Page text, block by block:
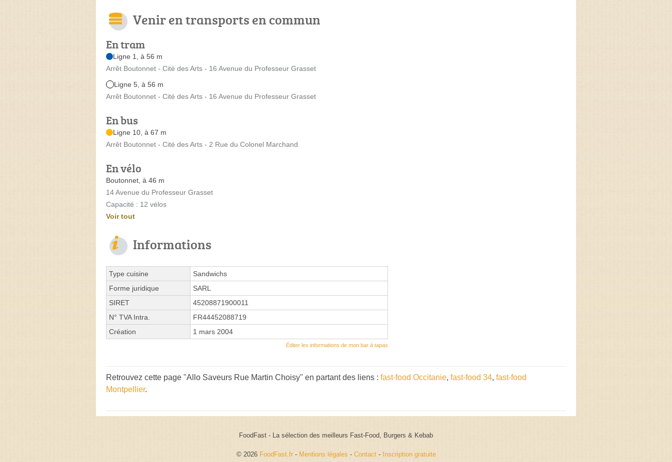
Venir en transports en commun
En tram
Ligne 1, à 56 m
Arrêt Boutonnet - Cité des Arts - 16 Avenue du Professeur Grasset
Ligne 5, à 56 m
Arrêt Boutonnet - Cité des Arts - 16 Avenue du Professeur Grasset
En bus
Ligne 10, à 67 m
Arrêt Boutonnet - Cité des Arts - 2 Rue du Colonel Marchand
En vélo
Boutonnet, à 46 m
14 Avenue du Professeur Grasset
Capacité : 12 vélos
Voir tout
Informations
Type cuisine
Sandwichs
Forme juridique
SARL
SIRET
45208871900011
N° TVA Intra.
FR44452088719
Création
1 mars 2004
Éditer les informations de mon bar à tapas
Retrouvez cette page "Allo Saveurs Rue Martin Choisy" en partant des liens : fast-food Occitanie, fast-food 34, fast-food
Montpellier.
FoodFast - La sélection des meilleurs Fast-Food, Burgers & Kebab
© 2026 FoodFast.fr - Mentions légales - Contact- Inscription gratuite